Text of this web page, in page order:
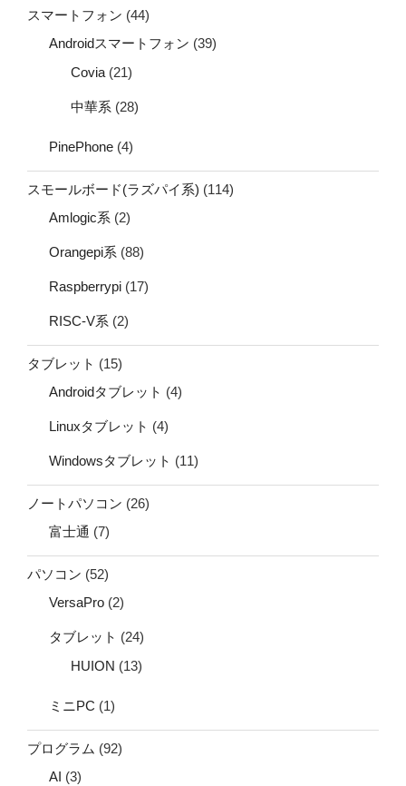
スマートフォン (44)
Androidスマートフォン (39)
Covia (21)
中華系 (28)
PinePhone (4)
スモールボード(ラズパイ系) (114)
Amlogic系 (2)
Orangepi系 (88)
Raspberrypi (17)
RISC-V系 (2)
タブレット (15)
Androidタブレット (4)
Linuxタブレット (4)
Windowsタブレット (11)
ノートパソコン (26)
富士通 (7)
パソコン (52)
VersaPro (2)
タブレット (24)
HUION (13)
ミニPC (1)
プログラム (92)
AI (3)